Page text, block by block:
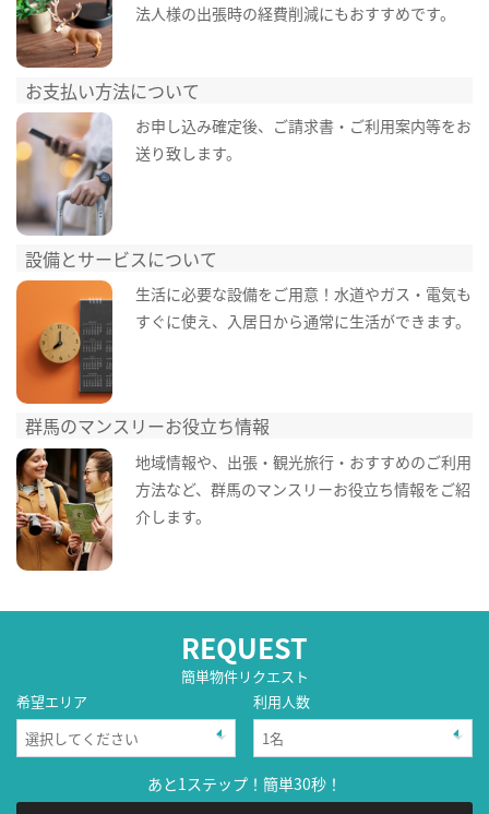
法人様の出張時の経費削減にもおすすめです。
お支払い方法について
お申し込み確定後、ご請求書・ご利用案内等をお
送り致します。
設備とサービスについて
生活に必要な設備をご用意！水道やガス・電気も
すぐに使え、入居日から通常に生活ができます。
群馬のマンスリーお役立ち情報
地域情報や、出張・観光旅行・おすすめのご利用
方法など、群馬のマンスリーお役立ち情報をご紹
介します。
REQUEST
簡単物件リクエスト
希望エリア
利用人数
あと1ステップ！簡単30秒！